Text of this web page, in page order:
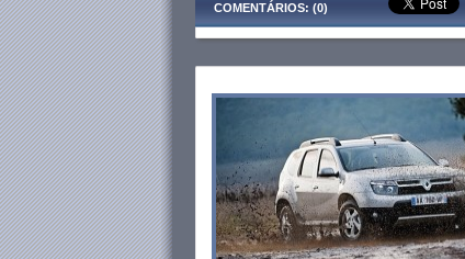
COMENTÁRIOS: (0)